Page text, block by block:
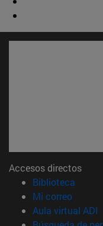
Accesos directos
Biblioteca
Mi correo(abre
Aula virtual ADI